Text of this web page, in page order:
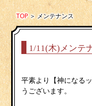
TOP＞メンテナンス
1/11(木)メンテ
平素より【神になる
うございます。